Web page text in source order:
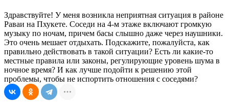
Здравствуйте! У меня возникла неприятная ситуация в районе
Раваи на Пхукете. Соседи на 4-м этаже включают громкую
музыку по ночам, причем басы слышно даже через наушники.
Это очень мешает отдыхать. Подскажите, пожалуйста, как
правильно действовать в такой ситуации? Есть ли какие-то
местные правила или законы, регулирующие уровень шума в
ночное время? И как лучше подойти к решению этой
проблемы, чтобы не испортить отношения с соседями?